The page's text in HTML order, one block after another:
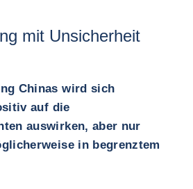
mit Unsicherheit
Chinas wird sich
auf die
auswirken, aber nur
in begrenztem